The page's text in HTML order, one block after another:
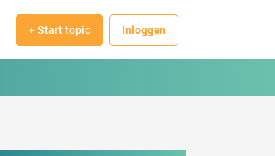
+ Start topic Inloggen